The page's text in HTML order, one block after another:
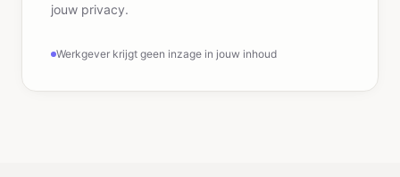
jouw privacy.
Werkgever krijgt geen inzage in jouw inhoud